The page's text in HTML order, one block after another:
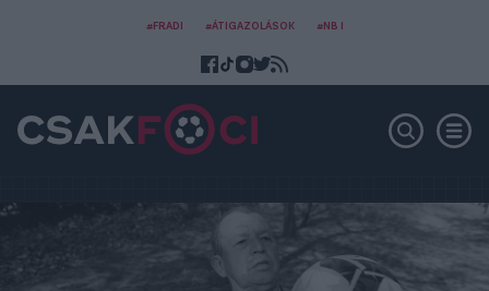
#FRADI #ÁTIGAZOLÁSOK #NB I